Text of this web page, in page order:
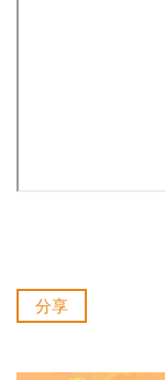
分享